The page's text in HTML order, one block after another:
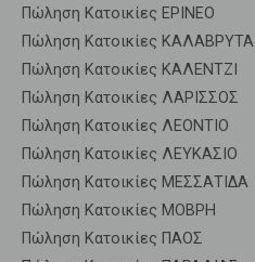
Πώληση Κατοικίες ΕΡΙΝΕΟ
Πώληση Κατοικίες ΚΑΛΑΒΡΥΤΑ
Πώληση Κατοικίες ΚΑΛΕΝΤΖΙ
Πώληση Κατοικίες ΛΑΡΙΣΣΟΣ
Πώληση Κατοικίες ΛΕΟΝΤΙΟ
Πώληση Κατοικίες ΛΕΥΚΑΣΙΟ
Πώληση Κατοικίες ΜΕΣΣΑΤΙΔΑ
Πώληση Κατοικίες ΜΟΒΡΗ
Πώληση Κατοικίες ΠΑΟΣ